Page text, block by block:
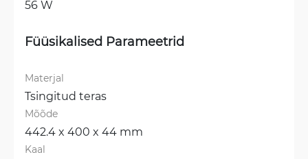
56 W
Füüsikalised Parameetrid
Materjal
Tsingitud teras
Mõõde
442.4 x 400 x 44 mm
Kaal